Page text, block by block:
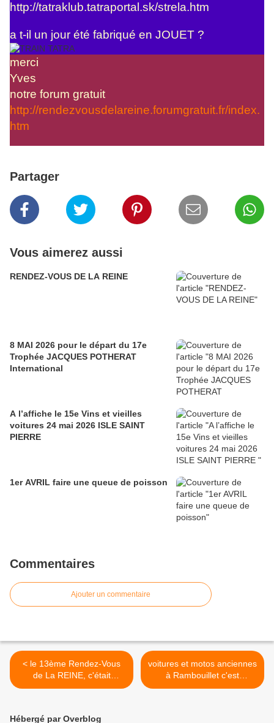
http://tatraklub.tatraportal.sk/strela.htm
a t-il un jour été fabriqué en JOUET ?
merci
Yves
notre forum gratuit
http://rendezvousdelareine.forumgratuit.fr/index.
htm
Partager
Vous aimerez aussi
RENDEZ-VOUS DE LA REINE
8 MAI 2026 pour le départ du 17e
Trophée JACQUES POTHERAT
International
A l’affiche le 15e Vins et vieilles
voitures 24 mai 2026 ISLE SAINT
PIERRE
1er AVRIL faire une queue de poisson
Commentaires
Ajouter un commentaire
< le 13ème Rendez-Vous
de La REINE, c'était
dimanche 15 novembre
voitures et motos anciennes
à Rambouillet c'est
dimanche 21 novembre
Hébergé par Overblog